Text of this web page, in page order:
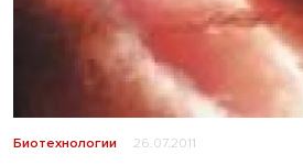
Биотехнологии 26.07.2011